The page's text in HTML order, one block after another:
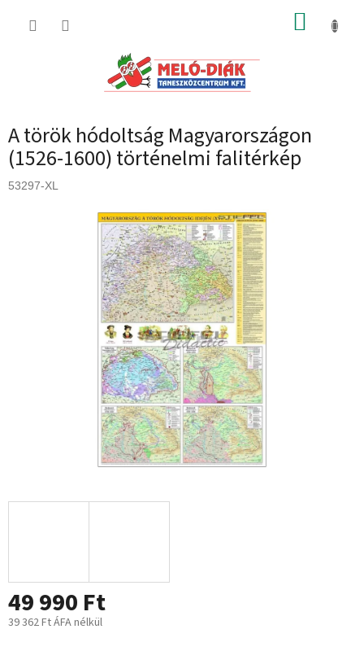
KOSÁR
A török hódoltság Magyarországon
(1526-1600) történelmi falitérkép
53297-XL
49 990 Ft
39 362 Ft ÁFA nélkül